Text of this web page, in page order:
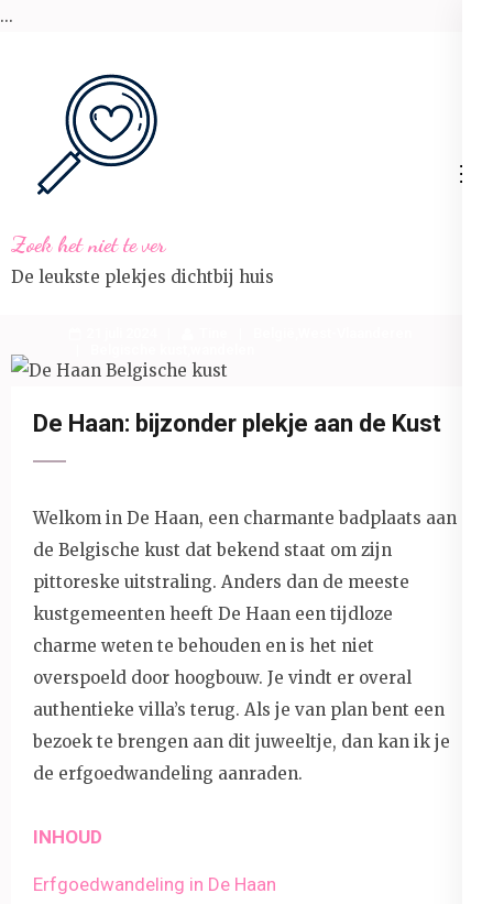
...
enter)
Zoek het niet te ver
De leukste plekjes dichtbij huis
De Haan: bijzonder plekje aan de Kust
Welkom in De Haan, een charmante badplaats aan
de Belgische kust dat bekend staat om zijn
pittoreske uitstraling. Anders dan de meeste
kustgemeenten heeft De Haan een tijdloze
charme weten te behouden en is het niet
overspoeld door hoogbouw. Je vindt er overal
authentieke villa’s terug. Als je van plan bent een
bezoek te brengen aan dit juweeltje, dan kan ik je
de erfgoedwandeling aanraden.
INHOUD
Erfgoedwandeling in De Haan